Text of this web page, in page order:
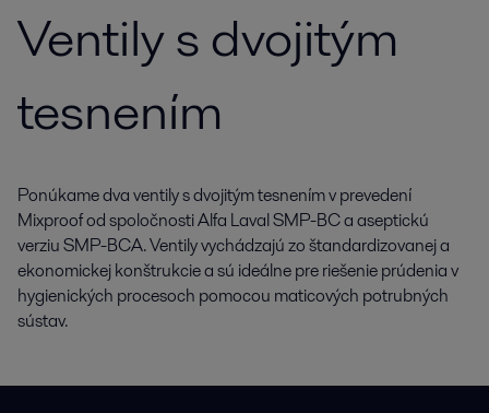
Ventily s dvojitým
tesnením
Ponúkame dva ventily s dvojitým tesnením v prevedení
Mixproof od spoločnosti Alfa Laval SMP-BC a aseptickú
verziu SMP-BCA. Ventily vychádzajú zo štandardizovanej a
ekonomickej konštrukcie a sú ideálne pre riešenie prúdenia v
hygienických procesoch pomocou maticových potrubných
sústav.